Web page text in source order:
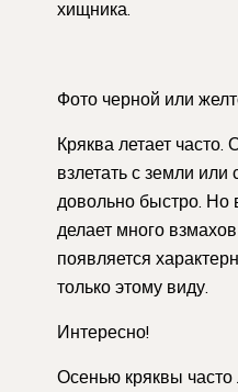
хищника.
Фото черной или
Кряква летает часто.
взлетать с земли
довольно быстро. Но
делает много
появляется
только этому виду.
Интересно!
Осенью кряквы